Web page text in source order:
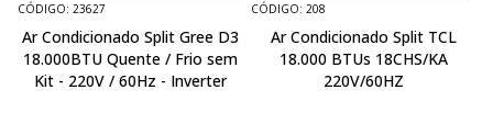
CÓDIGO: 23627
Ar Condicionado Split Gree D3
18.000BTU Quente / Frio sem
Kit - 220V / 60Hz - Inverter
CÓDIGO: 208
Ar Condicionado Split TCL
18.000 BTUs 18CHS/KA
220V/60HZ